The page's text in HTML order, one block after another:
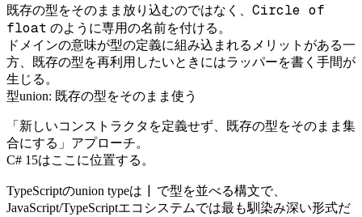
既存の型をそのまま放り込むのではなく、 Circle of
float のように専用の名前を付ける。
ドメインの意味が型の定義に組み込まれるメリットがある一
方、既存の型を再利用したいときにはラッパーを書く手間が
生じる。
型union: 既存の型をそのまま使う
「新しいコンストラクタを定義せず、既存の型をそのまま集
合にする」アプローチ。
C# 15はここに位置する。
TypeScriptのunion typeは | で型を並べる構文で、
JavaScript/TypeScriptエコシステムでは最も馴染み深い形式だ